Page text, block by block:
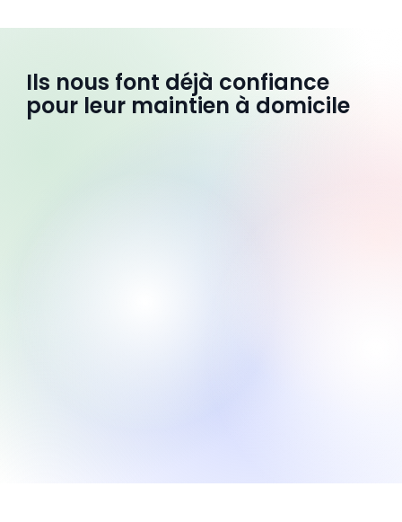
Ils nous font déjà confiance
pour leur maintien à domicile